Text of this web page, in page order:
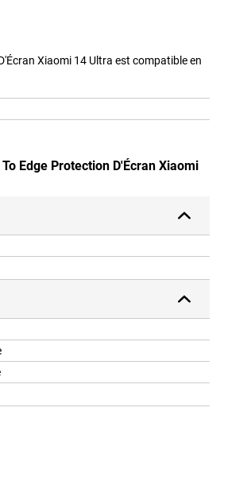
Xiaomi 14 Ultra est compatible en
Edge Protection D'Écran Xiaomi